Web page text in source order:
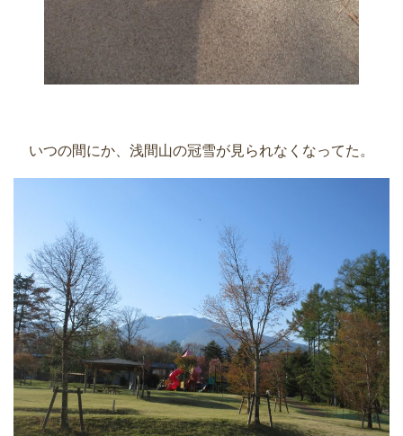
いつの間にか、浅間山の冠雪が見られなくなってた。